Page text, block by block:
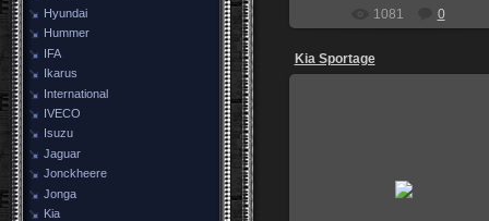
Hyundai
Hummer
IFA
Ikarus
International
IVECO
Isuzu
Jaguar
Jonckheere
Jonga
Kia
1081 0
Kia Sportage
Казань,авторазборка на
Тракторной